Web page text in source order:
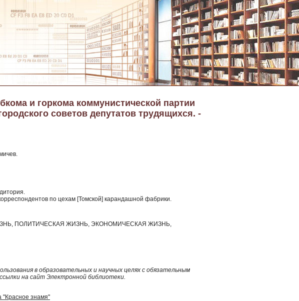
и горкома коммунистической партии
советов депутатов трудящихся. -
по цехам [Томской] карандашной фабрики.
ПОЛИТИЧЕСКАЯ ЖИЗНЬ, ЭКОНОМИЧЕСКАЯ ЖИЗНЬ,
в образовательных и научных целях с обязательным
на сайт Электронной библиотеки.
"Красное знамя"